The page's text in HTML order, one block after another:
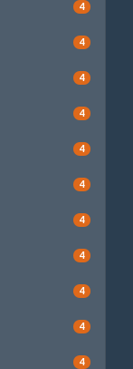
4
4
4
4
4
4
4
4
4
4
4